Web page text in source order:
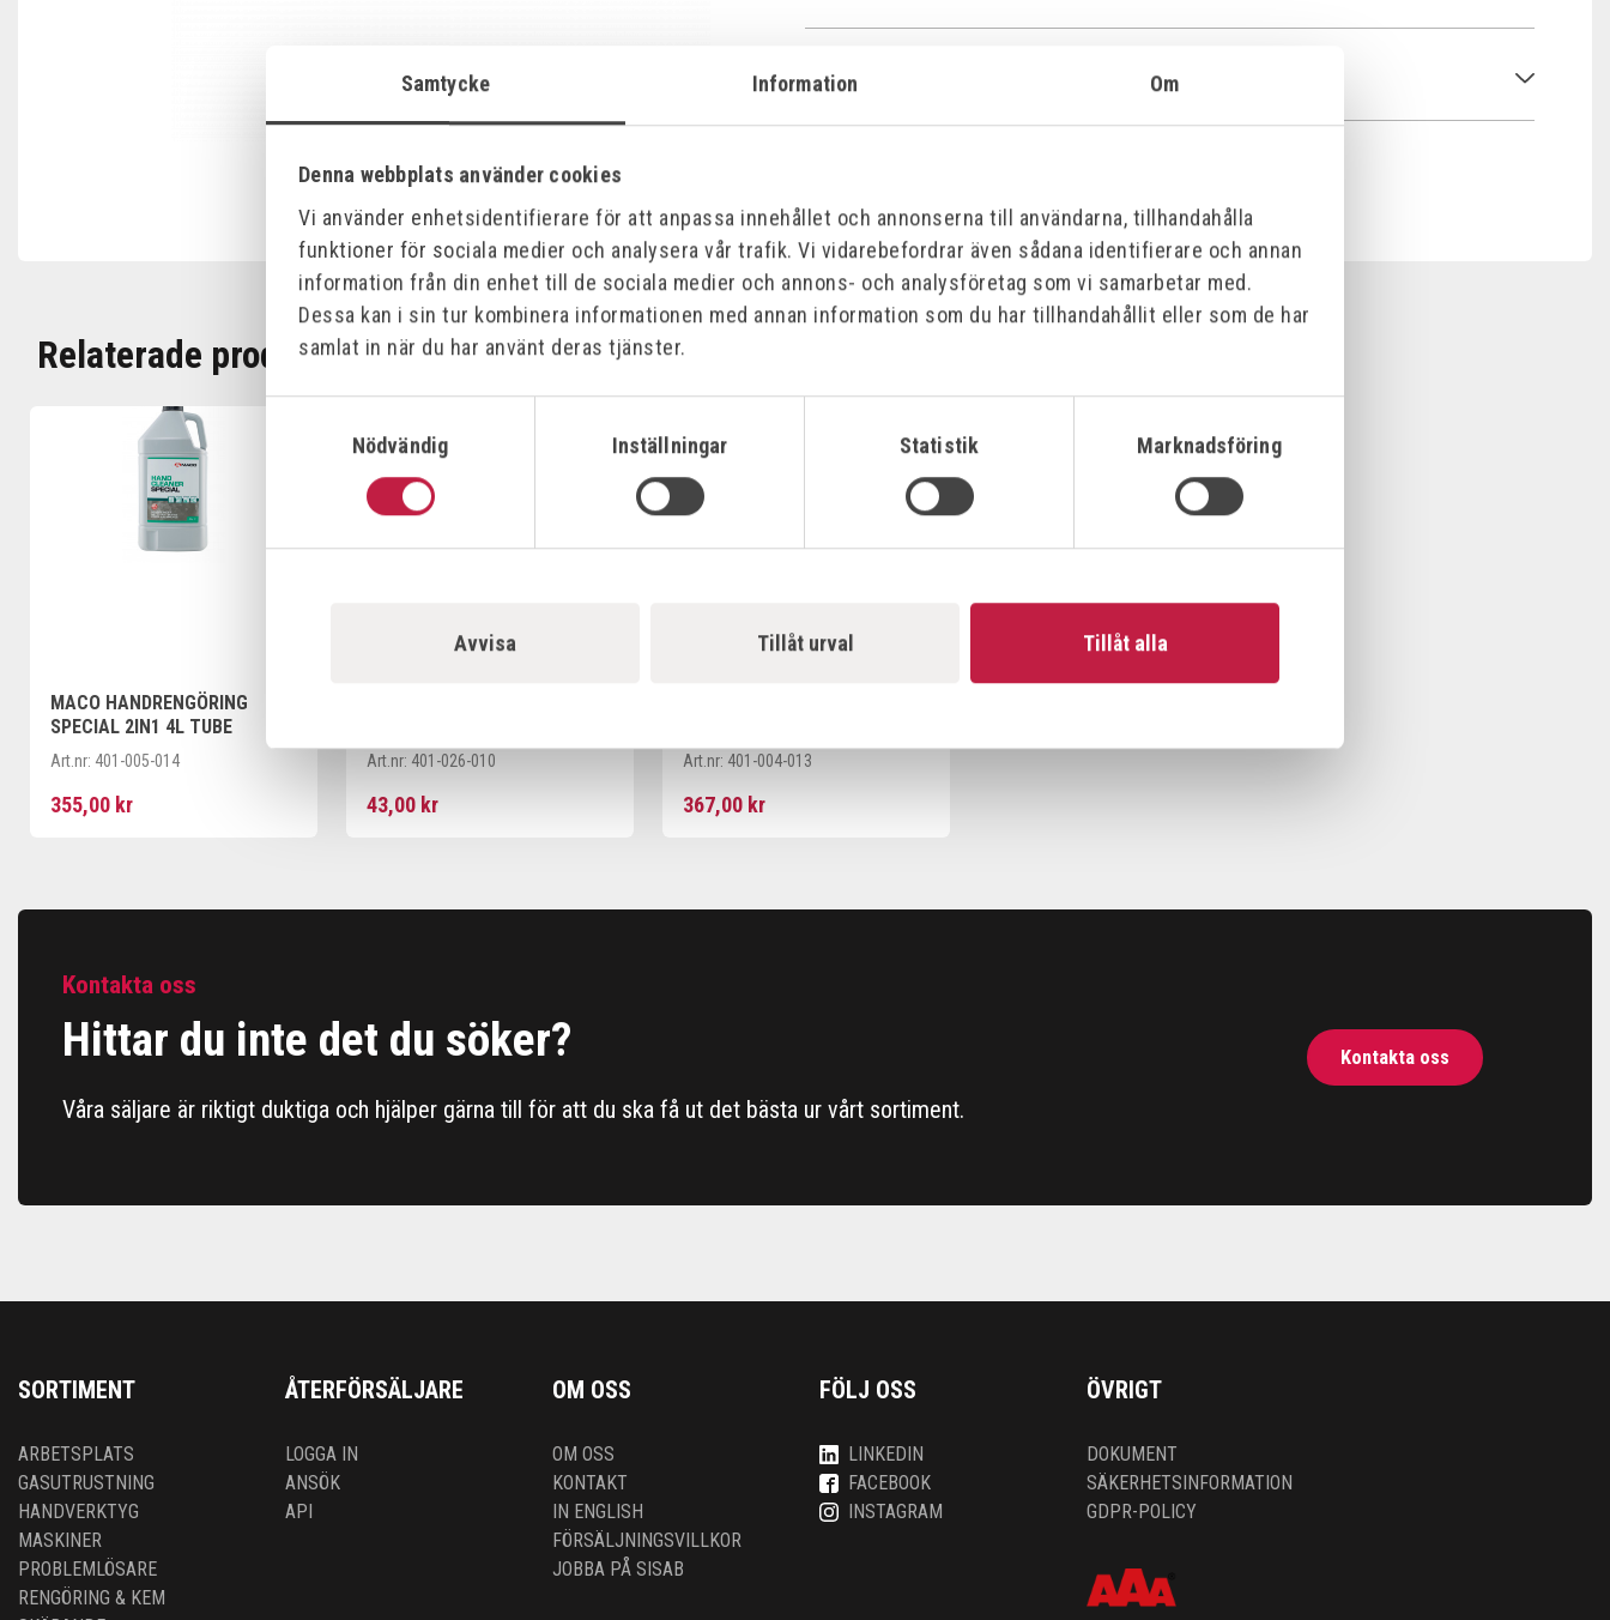
Samtycke Information Om
Denna webbplats använder cookies
Vi använder enhetsidentifierare för att anpassa innehållet och annonserna till användarna, tillhandahålla
funktioner för sociala medier och analysera vår trafik. Vi vidarebefordrar även sådana identifierare och annan
information från din enhet till de sociala medier och annons- och analysföretag som vi samarbetar med.
Dessa kan i sin tur kombinera informationen med annan information som du har tillhandahållit eller som de har
samlat in när du har använt deras tjänster.
Nödvändig
Inställningar Statistik Marknadsföring
Avvisa Tillåt urval Tillåt alla
Bilagor
Relaterade produkter
MACO HANDRENGÖRING
SPECIAL 2IN1 4L TUBE
Art.nr: 401-005-014
355,00 kr
Offensiv
Art.nr: 401-026-010
43,00 kr
Offensiv
Art.nr: 401-004-013
367,00 kr
Kontakta oss
Hittar du inte det du söker?
Våra säljare är riktigt duktiga och hjälper gärna till för att du ska få ut det bästa ur vårt sortiment.
Kontakta oss
SORTIMENT
ARBETSPLATS
GASUTRUSTNING
HANDVERKTYG
MASKINER
PROBLEMLÖSARE
RENGÖRING & KEM
ÅTERFÖRSÄLJARE
LOGGA IN
ANSÖK
API
OM OSS
OM OSS
KONTAKT
IN ENGLISH
FÖRSÄLJNINGSVILLKOR
JOBBA PÅ SISAB
FÖLJ OSS
LINKEDIN
FACEBOOK
INSTAGRAM
ÖVRIGT
DOKUMENT
SÄKERHETSINFORMATION
GDPR-POLICY